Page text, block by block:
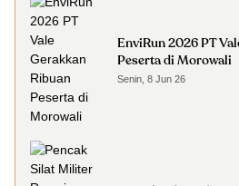
EnviRun 2026 PT
Peserta di Morowali
Senin, 8 Jun 26